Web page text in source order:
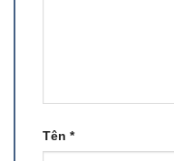
Tên *